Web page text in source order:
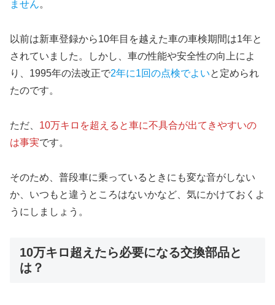
ません。
以前は新車登録から10年目を越えた車の車検期間は1年と
されていました。しかし、車の性能や安全性の向上によ
り、1995年の法改正で2年に1回の点検でよいと定められ
たのです。
ただ、 10万キロを超えると車に不具合が出てきやすいの
は事実です。
そのため、普段車に乗っているときにも変な音がしない
か、いつもと違うところはないかなど、気にかけておくよ
うにしましょう。
10万キロ超えたら必要になる交換部品と
は？